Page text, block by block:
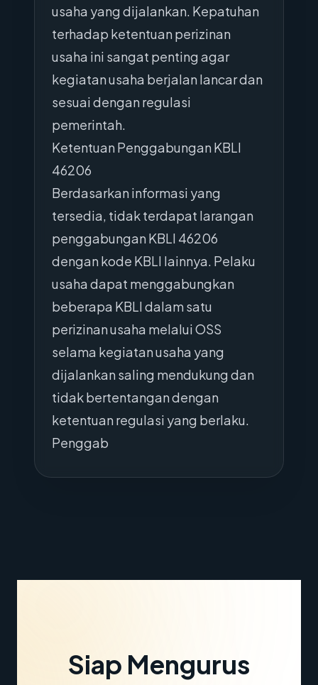
usaha yang dijalankan. Kepatuhan
terhadap ketentuan perizinan
usaha ini sangat penting agar
kegiatan usaha berjalan lancar dan
sesuai dengan regulasi
pemerintah.
Ketentuan Penggabungan KBLI
46206
Berdasarkan informasi yang
tersedia, tidak terdapat larangan
penggabungan KBLI 46206
dengan kode KBLI lainnya. Pelaku
usaha dapat menggabungkan
beberapa KBLI dalam satu
perizinan usaha melalui OSS
selama kegiatan usaha yang
dijalankan saling mendukung dan
tidak bertentangan dengan
ketentuan regulasi yang berlaku.
Penggab
Siap Mengurus